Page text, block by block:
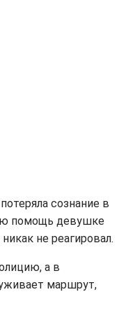
сознание в
помощь девушке
не реагировал.
а в
маршрут,